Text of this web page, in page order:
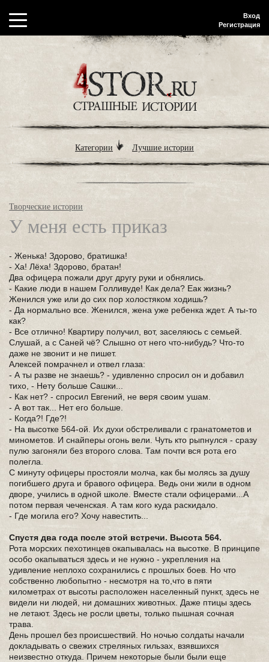
Вход
Регистрация
Категории Лучшие истории
Творческие истории
У меня есть приказ
- Женька! Здорово, братишка!
- Ха! Лёха! Здорово, братан!
Два офицера пожали друг другу руки и обнялись.
- Какие люди в нашем Голливуде! Как дела? Еак жизнь?
Женился уже или до сих пор холостяком ходишь?
- Да нормально все. Женился, жена уже ребенка ждет. А ты-то
как?
- Все отлично! Квартиру получил, вот, заселяюсь с семьей.
Слушай, а с Саней чё? Слышно от него что-нибудь? Что-то
даже не звонит и не пишет.
Алексей помрачнел и отвел глаза:
- А ты разве не знаешь? - удивленно спросил он и добавил
тихо, - Нету больше Сашки...
- Как нет? - спросил Евгений, не веря своим ушам.
- А вот так... Нет его больше.
- Когда?! Где?!
- На высотке 564-ой. Их духи обстреливали с гранатометов и
минометов. И снайперы огонь вели. Чуть кто рыпнулся - сразу
пулю загоняли без второго слова. Там почти вся рота его
полегла.
С минуту офицеры простояли молча, как бы молясь за душу
погибшего друга и бравого офицера. Ведь они жили в одном
дворе, учились в одной школе. Вместе стали офицерами...А
потом первая чеченская. А там кого куда раскидало.
- Где могила его? Хочу навестить...
Спустя два года после этой встречи. Высота 564.
Рота морских пехотинцев окапывалась на высотке. В принципе
особо окапываться здесь и не нужно - укрепления на
удивление неплохо сохранились с прошлых боев. Но что
собственно любопытно - несмотря на то,что в пяти
километрах от высоты расположен населенный пункт, здесь не
видели ни людей, ни домашних животных. Даже птицы здесь
не летают. Здесь не росли цветы, только пышная сочная
трава.
День прошел без происшествий. Но ночью солдаты начали
докладывать о свежих стреляных гильзах, взявшихся
неизвестно откуда. Причем некоторые были были еще